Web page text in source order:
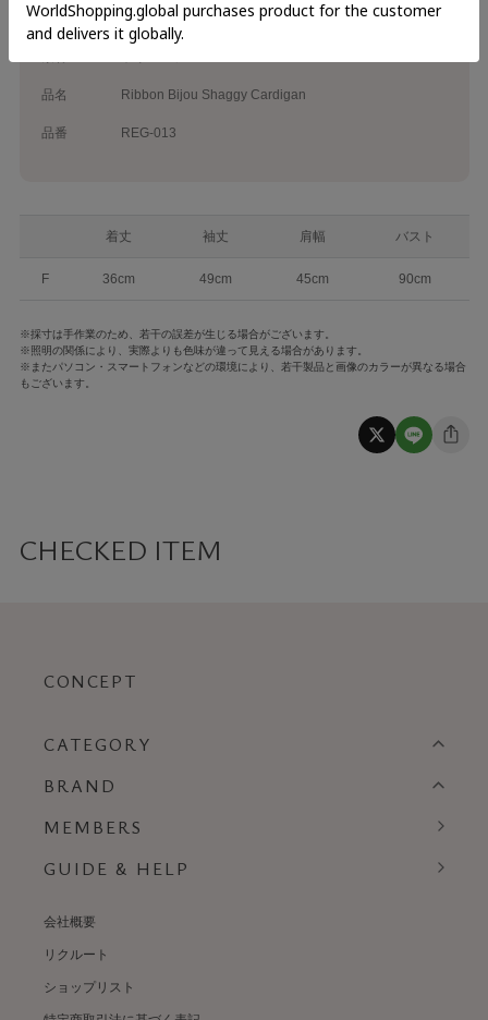
Tops
品名 Ribbon Bijou Shaggy Cardigan
品番 REG-013
着丈 袖丈 肩幅 バスト
F 36cm 49cm 45cm 90cm
※採寸は手作業のため、若干の誤差が生じる場合がございます。
※照明の関係により、実際よりも色味が違って見える場合があります。
※またパソコン・スマートフォンなどの環境により、若干製品と画像のカラーが異なる場合
もございます。
CHECKED ITEM
CONCEPT
CATEGORY
BRAND
MEMBERS
GUIDE & HELP
会社概要
リクルート
ショップリスト